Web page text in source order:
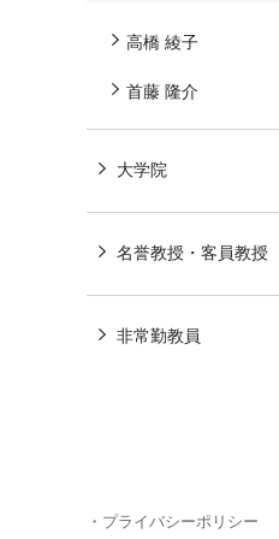
高橋 綾子
首藤 隆介
大学院
名誉教授・客員教授
非常勤教員
・プライバシーポリシー